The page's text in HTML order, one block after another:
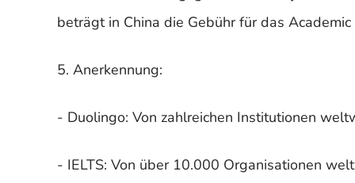
beträgt in China die Gebühr für das Academic
5. Anerkennung:
- Duolingo: Von zahlreichen Institutionen
- IELTS: Von über 10.000 Organisationen